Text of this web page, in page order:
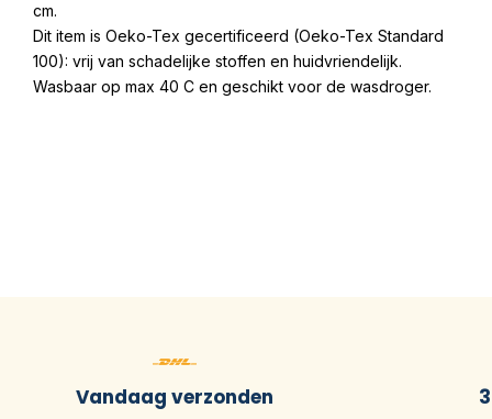
cm.
Dit item is Oeko-Tex gecertificeerd (Oeko-Tex Standard
100): vrij van schadelijke stoffen en huidvriendelijk.
Wasbaar op max 40 C en geschikt voor de wasdroger.
Vandaag verzonden